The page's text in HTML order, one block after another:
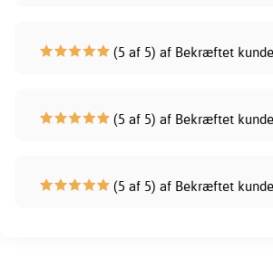
(5 af 5) af Bekræftet kunde
(5 af 5) af Bekræftet kunde
(5 af 5) af Bekræftet kunde